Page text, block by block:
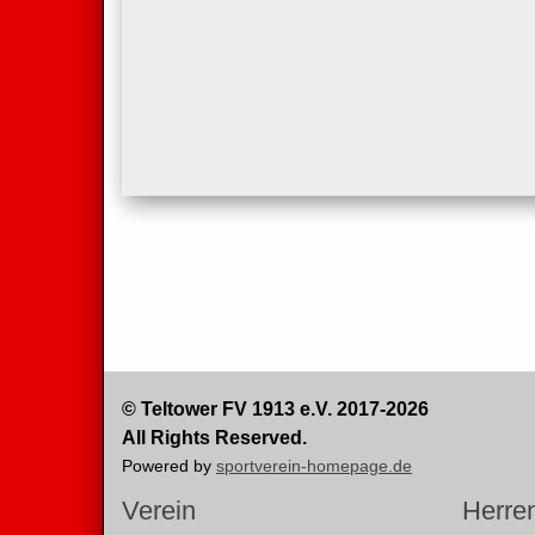
© Teltower FV 1913 e.V. 2017-2026
All Rights Reserved.
Powered by sportverein-homepage.de
Verein